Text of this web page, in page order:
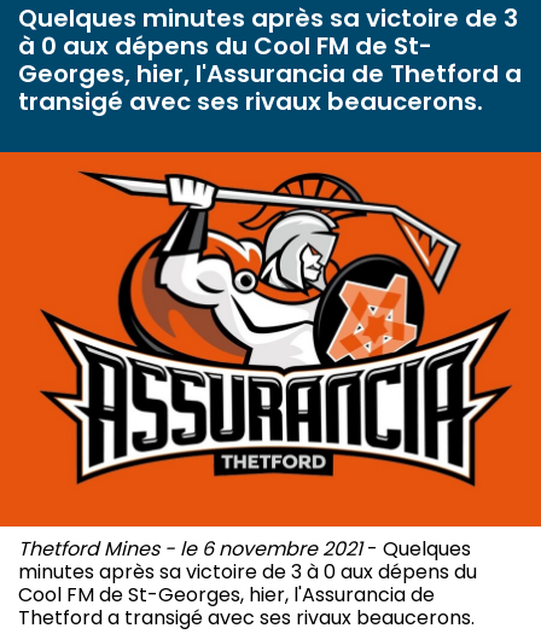
Quelques minutes après sa victoire de 3
à 0 aux dépens du Cool FM de St-
Georges, hier, l'Assurancia de Thetford a
transigé avec ses rivaux beaucerons.
Thetford Mines - le 6 novembre 2021- Quelques
minutes après sa victoire de 3 à 0 aux dépens du
Cool FM de St-Georges, hier, l'Assurancia de
Thetford a transigé avec ses rivaux beaucerons.